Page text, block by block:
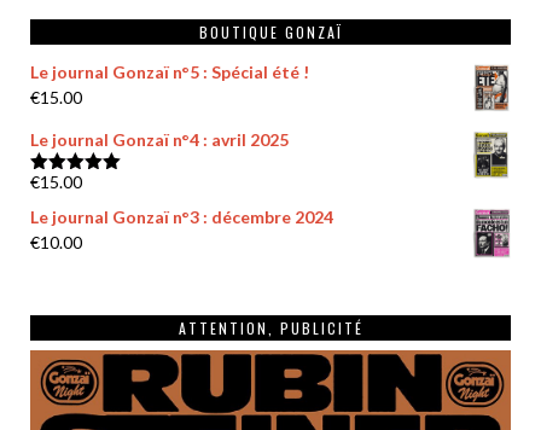
BOUTIQUE GONZAÏ
Le journal Gonzaï n°5 : Spécial été !
€15.00
Le journal Gonzaï n°4 : avril 2025
Note5.00
€15.00
Le journal Gonzaï n°3 : décembre 2024
€10.00
ATTENTION, PUBLICITÉ